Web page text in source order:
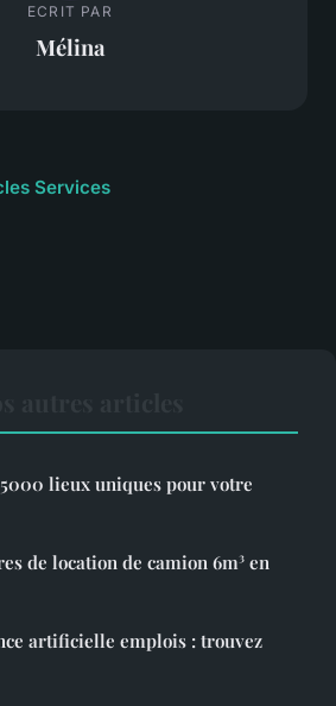
ECRIT PAR
Mélina
Services
lieux uniques pour votre
de location de camion 6m³ en
artificielle emplois : trouvez